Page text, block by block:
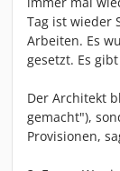
Tag ist wieder
Arbeiten. Es
gesetzt. Es
Der Architekt
gemacht"),
Provisionen,